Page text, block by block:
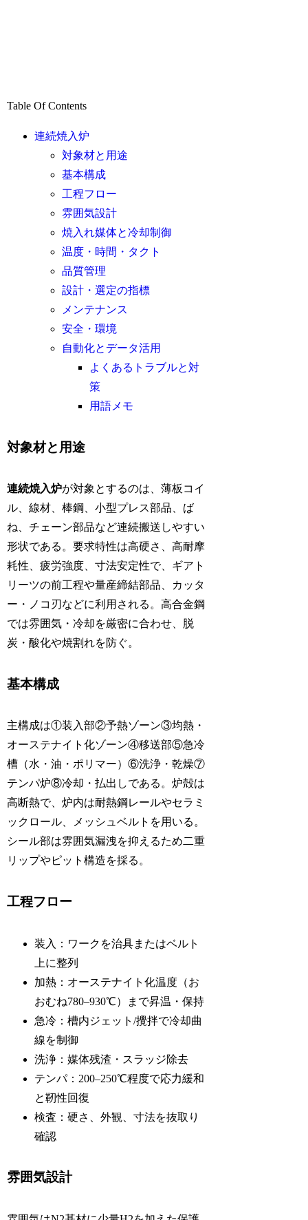
Table Of Contents
連続焼入炉
対象材と用途
基本構成
工程フロー
雰囲気設計
焼入れ媒体と冷却制御
温度・時間・タクト
品質管理
設計・選定の指標
メンテナンス
安全・環境
自動化とデータ活用
よくあるトラブルと対
策
用語メモ
対象材と用途
連続焼入炉が対象とするのは、薄板コイ
ル、線材、棒鋼、小型プレス部品、ば
ね、チェーン部品など連続搬送しやすい
形状である。要求特性は高硬さ、高耐摩
耗性、疲労強度、寸法安定性で、ギアト
リーツの前工程や量産締結部品、カッタ
ー・ノコ刃などに利用される。高合金鋼
では雰囲気・冷却を厳密に合わせ、脱
炭・酸化や焼割れを防ぐ。
基本構成
主構成は①装入部②予熱ゾーン③均熱・
オーステナイト化ゾーン④移送部⑤急冷
槽（水・油・ポリマー）⑥洗浄・乾燥⑦
テンパ炉⑧冷却・払出しである。炉殻は
高断熱で、炉内は耐熱鋼レールやセラミ
ックロール、メッシュベルトを用いる。
シール部は雰囲気漏洩を抑えるため二重
リップやピット構造を採る。
工程フロー
装入：ワークを治具またはベルト
上に整列
加熱：オーステナイト化温度（お
おむね780–930℃）まで昇温・保持
急冷：槽内ジェット/攪拌で冷却曲
線を制御
洗浄：媒体残渣・スラッジ除去
テンパ：200–250℃程度で応力緩和
と靭性回復
検査：硬さ、外観、寸法を抜取り
確認
雰囲気設計